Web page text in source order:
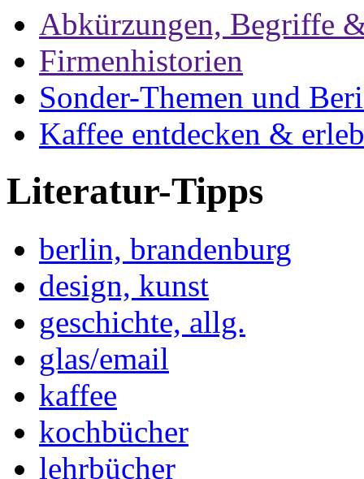
Abkürzungen, Begriffe
Firmenhistorien
Sonder-Themen und
Kaffee entdecken &
Literatur-Tipps
berlin, brandenburg
design, kunst
geschichte, allg.
glas/email
kaffee
kochbücher
lehrbücher